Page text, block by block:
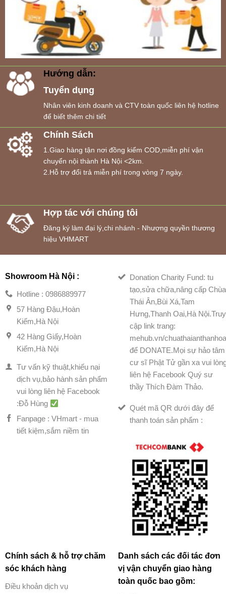
Hướng dẫn:
Tuyển dụng
Nhân viên kinh doanh và CTV toàn quốc liên hệ hotline
để biết thêm chi tiết
Chính Sách
1.Giao hàng tận nơi đồng kiểm COD,miễn phí vận
chuyển nội thành Hà Nội <2km.
2.Hỗ trợ đổi trả miễn phí trong vòng 7 ngày.
Hợp tác với chúng tôi
Đăng ký làm đại lý,chi nhánh - Nhượng quyền thương
hiệu VHMART
Showroom Hà Nội :
Hotline : 0986889977
57 Hàng Đậu,Hoàn
Kiếm,Hà Nội
42 Hàng Giấy,Hoàn
Kiếm,Hà Nội
Tư vấn kỹ thuật,khiếu nại
dịch vụ,bảo hành sản phẩm
vui lòng liên hệ Facebook
:Đỗ Hùng
Fanpage : VHmart - mua
tiết kiệm,sắm niềm tin
Donation Charity Fund: tu
tạo,sửa chữa,nâng cấp Chùa
Thái Ân,Bùi Xá,Tam
Hưng,Thanh Oai,Hà Nội.Truy
cập link trang:
mehub.vn/
để DONATE.Mọi sự hảo tâm
cư sĩ Phật Tử gần xa vui
liên hệ Facebook Quý sư
thầy Thích Đàm Thảo.
Quét mã QR dưới đây để
thanh toán sản phẩm :
Chính sách & hỗ trợ chăm
sóc khách hàng
Điều khoản dịch vụ
Danh sách các đối tác đơn
vị vận chuyển giao hàng
toàn quốc bao gồm: